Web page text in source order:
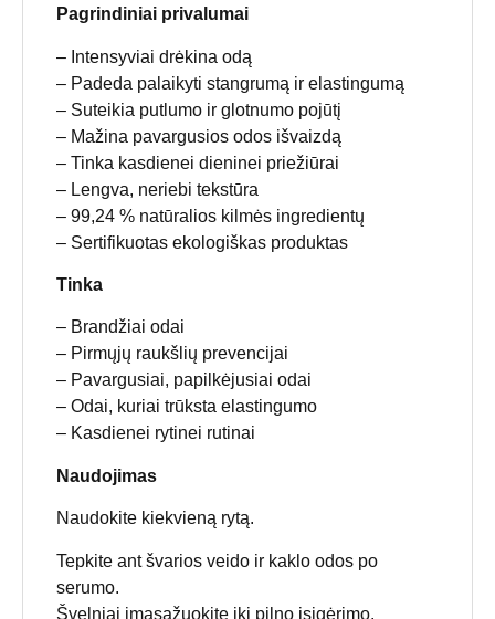
Pagrindiniai privalumai
– Intensyviai drėkina odą
– Padeda palaikyti stangrumą ir elastingumą
– Suteikia putlumo ir glotnumo pojūtį
– Mažina pavargusios odos išvaizdą
– Tinka kasdienei dieninei priežiūrai
– Lengva, neriebi tekstūra
– 99,24 % natūralios kilmės ingredientų
– Sertifikuotas ekologiškas produktas
Tinka
– Brandžiai odai
– Pirmųjų raukšlių prevencijai
– Pavargusiai, papilkėjusiai odai
– Odai, kuriai trūksta elastingumo
– Kasdienei rytinei rutinai
Naudojimas
Naudokite kiekvieną rytą.
Tepkite ant švarios veido ir kaklo odos po
serumo.
Švelniai įmasažuokite iki pilno įsigėrimo.